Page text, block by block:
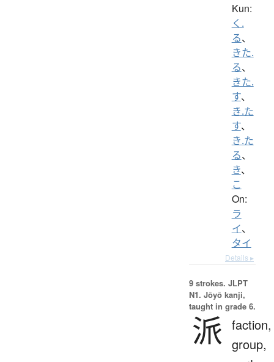
Kun:
く.
る、
きた.
る、
きた.
す、
き.た
す、
き.た
る、
き、
こ
On:
ラ
イ、
タイ
Details ▸
9 strokes. JLPT
N1. Jōyō kanji,
taught in grade 6.
派 faction,
group,